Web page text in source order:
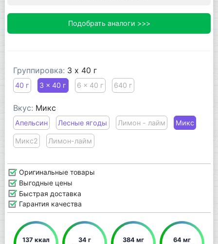
Подобрать аналоги >>>
Группировка: 3 x 40 г
40 г 3 x 40 г 6 x 40 г 640 г
Вкус: Микс
Апельсин Лесные ягоды Лимон - лайм Микс
Микс2 Лимон-лайм
Оригинальные товары
Выгодные цены
Быстрая доставка
Гарантия качества
137 ккал 34 г 384 мг 64 мг